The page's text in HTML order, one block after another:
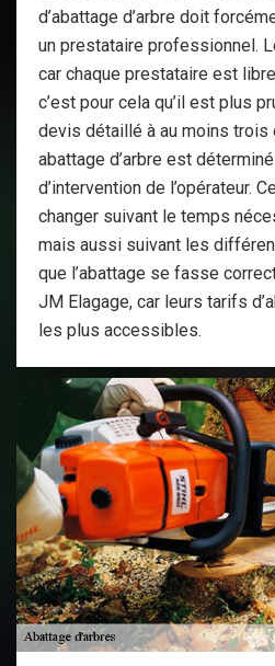
d’abattage d’arbre doit
un prestataire professionnel.
car chaque prestataire est
c’est pour cela qu’il est plus
devis détaillé à au moins trois
abattage d’arbre est
d’intervention de l’opérateur.
changer suivant le temps
mais aussi suivant les
que l’abattage se fasse
JM Elagage, car leurs tarifs
les plus accessibles.